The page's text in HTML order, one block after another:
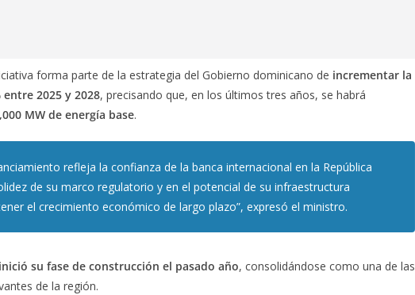
forma parte de la estrategia del Gobierno dominicano de incrementar la
2025 y 2028, precisando que, en los últimos tres años, se habrá
MW de energía base.
refleja la confianza de la banca internacional en la República
de su marco regulatorio y en el potencial de su infraestructura
el crecimiento económico de largo plazo”, expresó el ministro.
inició su fase de construcción el pasado año, consolidándose como una de las
de la región.